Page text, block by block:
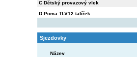
C Dětský provazový vlek
D Poma TLV12 talířek
Sjezdovky
Název